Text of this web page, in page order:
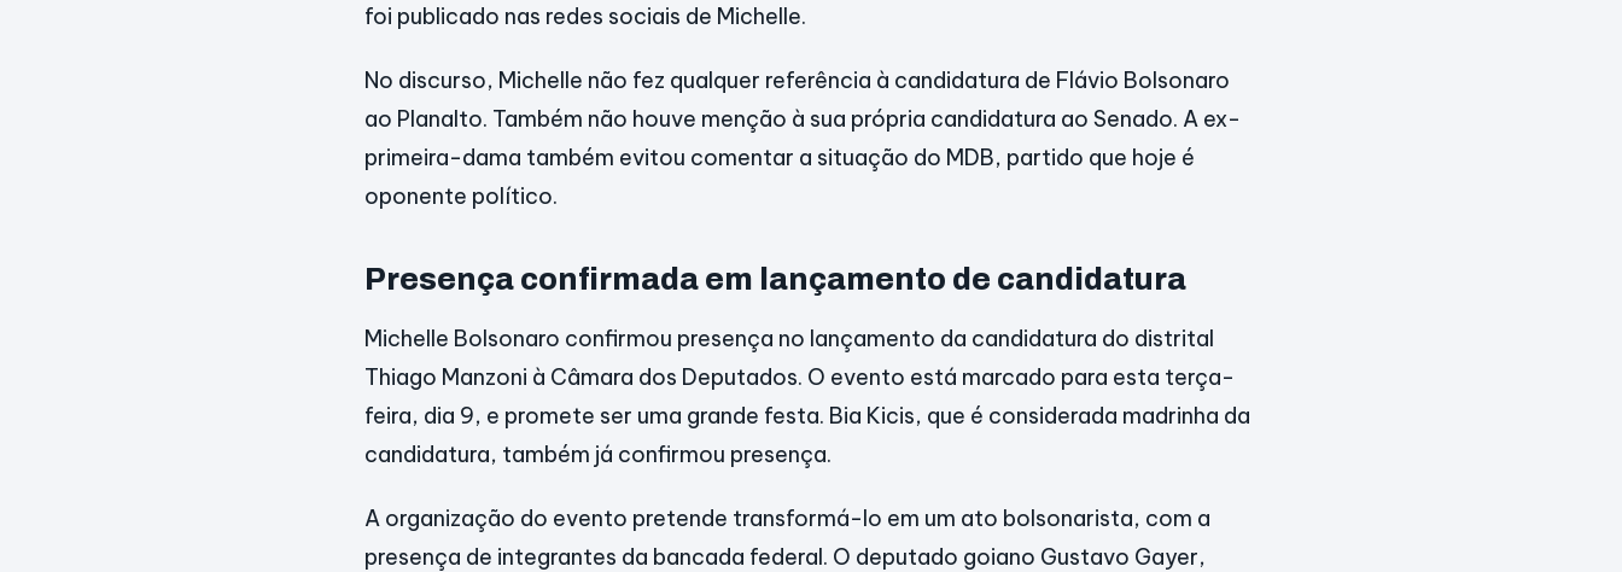
foi publicado nas redes sociais de Michelle.
No discurso, Michelle não fez qualquer referência à candidatura de Flávio Bolsonaro
ao Planalto. Também não houve menção à sua própria candidatura ao Senado. A ex-
primeira-dama também evitou comentar a situação do MDB, partido que hoje é
oponente político.
Presença confirmada em lançamento de candidatura
Michelle Bolsonaro confirmou presença no lançamento da candidatura do distrital
Thiago Manzoni à Câmara dos Deputados. O evento está marcado para esta terça-
feira, dia 9, e promete ser uma grande festa. Bia Kicis, que é considerada madrinha da
candidatura, também já confirmou presença.
A organização do evento pretende transformá-lo em um ato bolsonarista, com a
presença de integrantes da bancada federal. O deputado goiano Gustavo Gayer,